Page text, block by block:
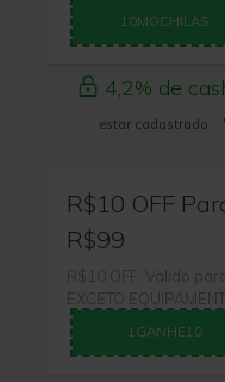
10MOCHILAS
4,2% de
estar cadastrado
R$10 OFF
R$99
R$10 OFF. Valido
EXCETO
1GANHE10